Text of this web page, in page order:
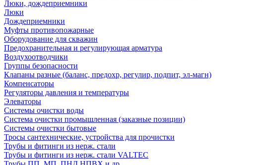
Люки, дождеприемники
Люки
Дождеприемники
Муфты противопожарные
Оборудование для скважин
Предохранительная и регулирующая арматура
Воздухоотводчики
Группы безопасности
Клапаны разные (баланс, предохр, регулир, подпит, эл-магн)
Компенсаторы
Регуляторы давления и температуры
Элеваторы
Системы очистки воды
Система очистки промышленная (заказные позиции)
Системы очистки бытовые
Тросы сантехнические, устройства для прочистки
Трубы и фитинги из нерж. стали
Трубы и фитинги из нерж. стали VALTEC